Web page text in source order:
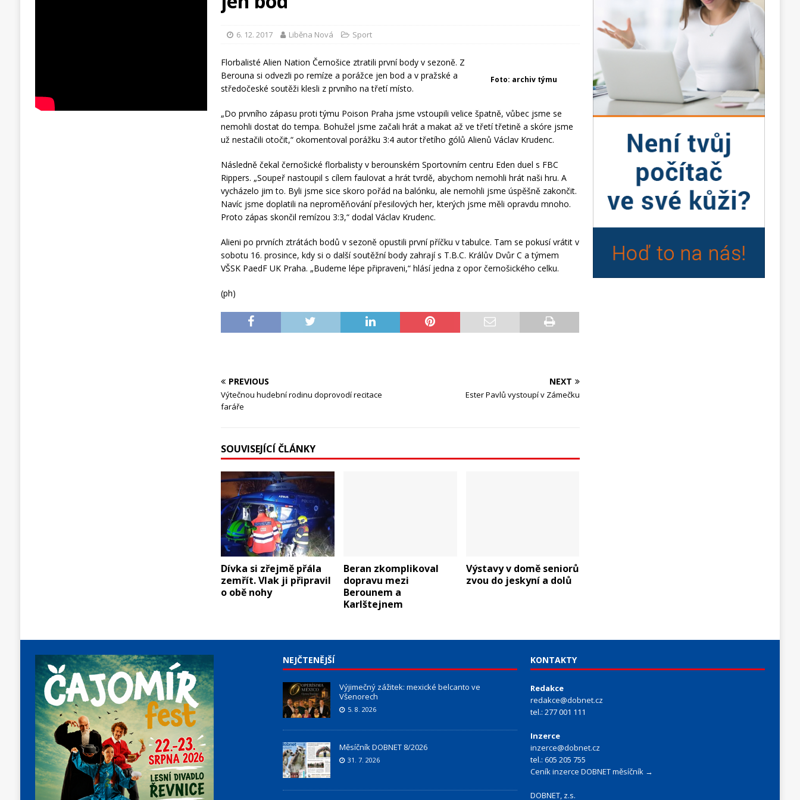
6. 12. 2017 Liběna Nová Sport
Foto: archiv týmu
Florbalisté Alien Nation Černošice ztratili první body v sezoně. Z
Berouna si odvezli po remíze a porážce jen bod a v pražské a
středočeské soutěži klesli z prvního na třetí místo.
„Do prvního zápasu proti týmu Poison Praha jsme vstoupili velice špatně, vůbec jsme se
nemohli dostat do tempa. Bohužel jsme začali hrát a makat až ve třetí třetině a skóre jsme
už nestačili otočit,“ okomentoval porážku 3:4 autor třetího gólů Alienů Václav Krudenc.
Následně čekal černošické florbalisty v berounském Sportovním centru Eden duel s FBC
Rippers. „Soupeř nastoupil s cílem faulovat a hrát tvrdě, abychom nemohli hrát naši hru. A
vycházelo jim to. Byli jsme sice skoro pořád na balónku, ale nemohli jsme úspěšně zakončit.
Navíc jsme doplatili na neproměňování přesilových her, kterých jsme měli opravdu mnoho.
Proto zápas skončil remízou 3:3,“ dodal Václav Krudenc.
Alieni po prvních ztrátách bodů v sezoně opustili první příčku v tabulce. Tam se pokusí vrátit v
sobotu 16. prosince, kdy si o další soutěžní body zahrají s T.B.C. Králův Dvůr C a týmem
VŠSK PaedF UK Praha. „Budeme lépe připraveni,“ hlásí jedna z opor černošického celku.
(ph)
PREVIOUS
Výtečnou hudební rodinu doprovodí recitace
faráře
NEXT
Ester Pavlů vystoupí v Zámečku
SOUVISEJÍCÍ ČLÁNKY
Dívka si zřejmě přála
zemřít. Vlak ji připravil
o obě nohy
Beran zkomplikoval
dopravu mezi
Berounem a
Karlštejnem
Výstavy v domě seniorů
zvou do jeskyní a dolů
NEJČTENĚJŠÍ
Výjimečný zážitek: mexické belcanto ve
Všenorech
5. 8. 2026
Měsíčník DOBNET 8/2026
31. 7. 2026
KONTAKTY
Redakce
redakce@dobnet.cz
tel.: 277 001 111
Inzerce
inzerce@dobnet.cz
tel.: 605 205 755
Ceník inzerce DOBNET měsíčník →
DOBNET, z.s.